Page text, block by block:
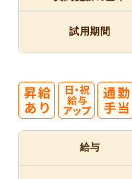
試用期間
給与